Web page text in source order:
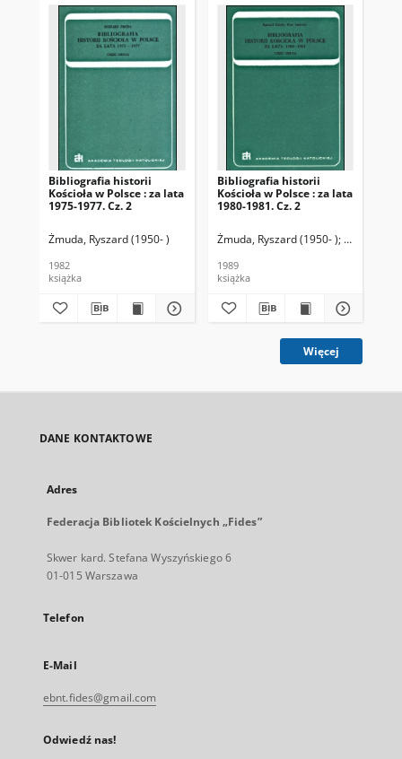
Bibliografia historii
Kościoła w Polsce : za lata
1975-1977. Cz. 2
Żmuda, Ryszard (1950- )
1982
książka
Bibliografia historii
Kościoła w Polsce : za lata
1980-1981. Cz. 2
Żmuda, Ryszard (1950- ) Latawiec,
1989
książka
Więcej
DANE KONTAKTOWE
Adres
Federacja Bibliotek Kościelnych „Fides”
Skwer kard. Stefana Wyszyńskiego 6
01-015 Warszawa
Telefon
E-Mail
ebnt.fides@gmail.com
Odwiedź nas!